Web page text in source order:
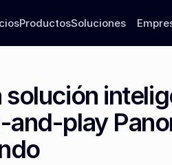
ProductosSoluciones
solución
play